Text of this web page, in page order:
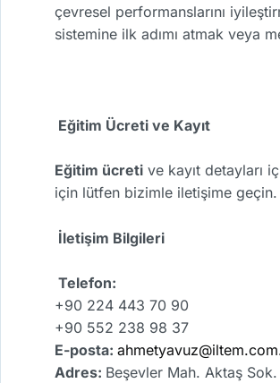
çevresel performanslarını
sistemine ilk adımı atmak veya
Eğitim Ücreti ve Kayıt
Eğitim ücreti ve kayıt detayları
için lütfen bizimle iletişime geçin.
İletişim Bilgileri
Telefon:
+90 224 443 70 90
+90 552 238 98 37
E-posta:
Adres: Beşevler Mah. Aktaş